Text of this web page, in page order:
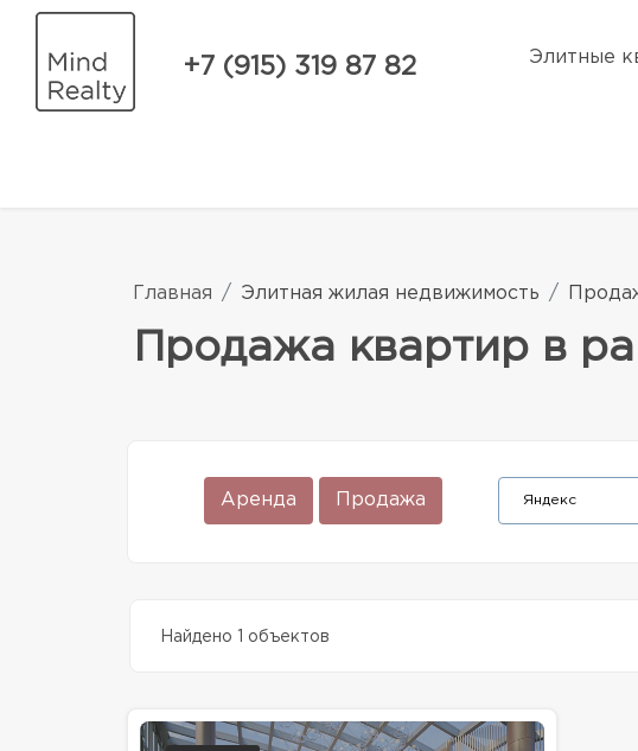
+7 (915) 319 87 82 Элитные
Главная Элитная жилая недвижимость
Продажа квартир в
Аренда Продажа
Найдено 1 объектов